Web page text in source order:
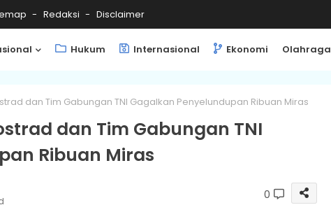
Redaksi Disclaimer
Hukum Internasional Ekonomi Olahraga
dan Tim Gabungan TNI Gagalkan Penyelundupan Ribuan Miras
dan Tim Gabungan TNI
Ribuan Miras
0